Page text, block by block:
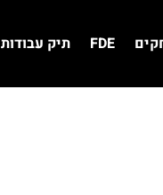
FDE תיק עבודות